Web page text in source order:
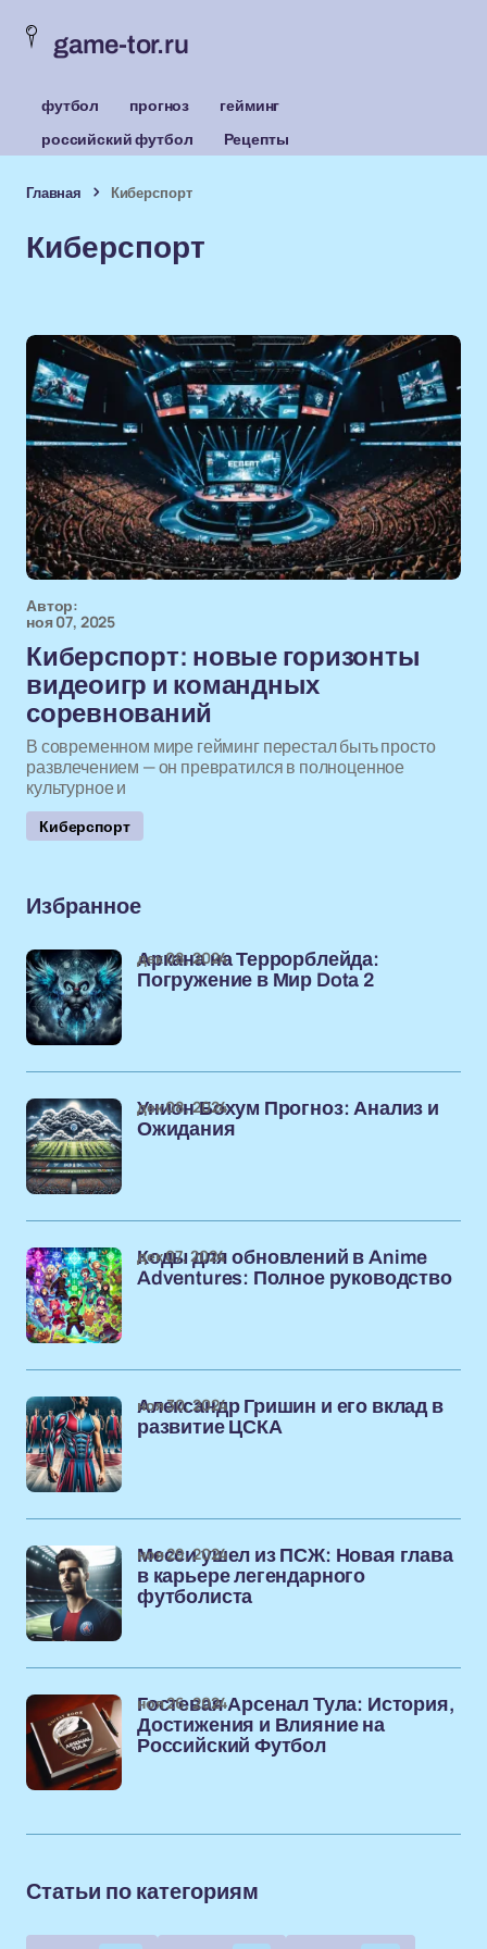
game-tor.ru
футбол прогноз
гейминг
российский футбол
Рецепты
Главная Киберспорт
Киберспорт
Автор:
ноя 07, 2025
Киберспорт: новые горизонты
видеоигр и командных
соревнований
В современном мире гейминг перестал быть просто
развлечением — он превратился в полноценное
культурное и
Киберспорт
Избранное
Аркана на Террорблейда:
Погружение в Мир Dota 2
дек 08, 2024
Унион Бохум Прогноз: Анализ и
Ожидания
дек 08, 2024
Коды для обновлений в Anime
Adventures: Полное руководство
дек 07, 2024
Александр Гришин и его вклад в
развитие ЦСКА
ноя 30, 2024
Месси ушел из ПСЖ: Новая глава
в карьере легендарного
футболиста
ноя 29, 2024
Гостевая Арсенал Тула: История,
Достижения и Влияние на
Российский Футбол
ноя 26, 2024
Статьи по категориям